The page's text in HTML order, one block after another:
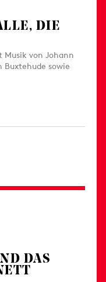
DIE
von Johann
Buxtehude sowie
DAS